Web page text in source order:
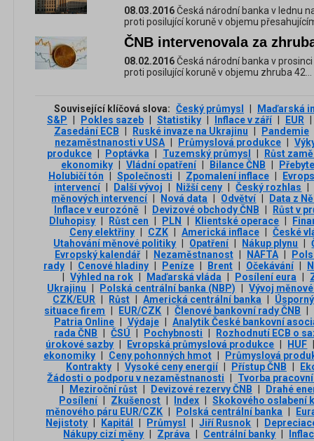
08.03.2016Česká národní banka v lednu
proti posilující koruně v objemu
ČNB intervenovala za
08.02.2016Česká národní banka v
proti posilující koruně v objemu zhruba 42...
Související klíčová slova: Český průmysl
Maďarská
S&P
Pokles sazeb Statistiky Inflace v září EUR
Zasedání ECB
Ruské invaze na Ukrajinu
Pandemie
nezaměstnanosti v USA
Průmyslová produkce
produkce
Poptávka Tuzemský průmysl
Růst
ekonomiky
Vládní opatření Bilance ČNB
Holubičí tón
Společnosti Zpomalení inflace
intervencí
Další vývoj Nižší ceny Český rozhlas
měnových intervencí
Nová data Odvětví
Data z
Inflace v eurozóně
Devizové obchody ČNB
Růst v
Dluhopisy
Růst cen PLN Klientské operace
Ceny elektřiny
CZK Americká inflace
České
Utahování měnové politiky
Opatření Nákup plynu
Evropský kalendář
Nezaměstnanost NAFTA
rady
Cenové hladiny Peníze Brent Očekávání
Výhled na rok Maďarská vláda Posílení eura
Ukrajinu
Polská centrální banka (NBP)
Vývoj
CZK/EUR
Růst Americká centrální banka
situace firem
EUR/CZK Členové bankovní rady ČNB
Patria Online
Výdaje
Analytik České bankovní
rada ČNB
ČSÚ Pochybnosti
Rozhodnutí ECB o
úrokové sazby
Evropská průmyslová produkce HUF
ekonomiky
Ceny pohonných hmot
Průmyslová
Kontrakty
Vysoké ceny energií Přístup ČNB
Žádosti o podporu v nezaměstnanosti
Tvorba
Meziroční růst Devizové rezervy ČNB
Drahé
Posílení
Zkušenost Index
Skokového oslabení
měnového páru EUR/CZK
Polská centrální banka
Nejistoty
Kapitál Průmysl Jiří Rusnok
Nákupy cizí měny
Zpráva Centrální banky